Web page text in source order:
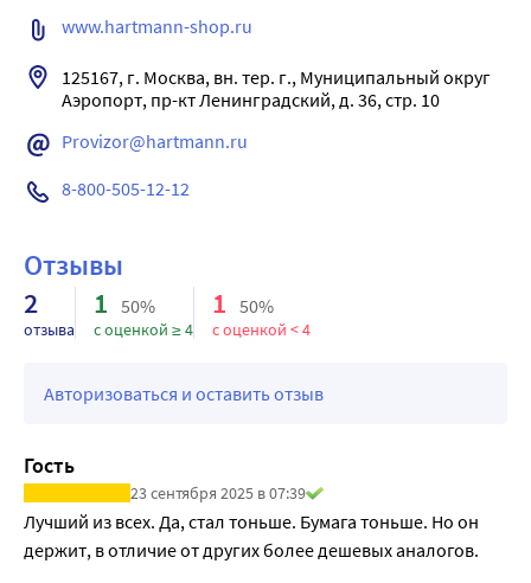
нетканого материала.
подвижных и конических частях тела.
Пластырь OMNIFIX elastic / ОМНИФИКС эластик
способствует заживлению:
инфицирования и механических повреждений,
Безопасен, так как минимизирует риск инфицирования
Комфортен в использовании, так как:
• надежно фиксируется,
обширных поверхностях тела,
• безболезненно удаляется при смене повязки.
Пластырь Омнификс удобен в наложении, имеет
специальный волнообразный разрез и линии разметки.
Не стягивает кожу вокруг раны.
Пластырь OMNIFIX elastic легко моделировать, создавая
www.hartmann-shop.ru
125167, г. Москва, вн. тер. г., Муниципальный округ
Аэропорт, пр-кт Ленинградский, д. 36, стр. 10
Provizor@hartmann.ru
8-800-505-12-12
Отзывы
2
отзыва
1 50%
с оценкой ≥ 4
1 50%
с оценкой < 4
Авторизоваться и оставить отзыв
Гость
23 сентября 2025 в 07:39
Лучший из всех. Да, стал тоньше. Бумага тоньше. Но он
держит, в отличие от других более дешевых аналогов.